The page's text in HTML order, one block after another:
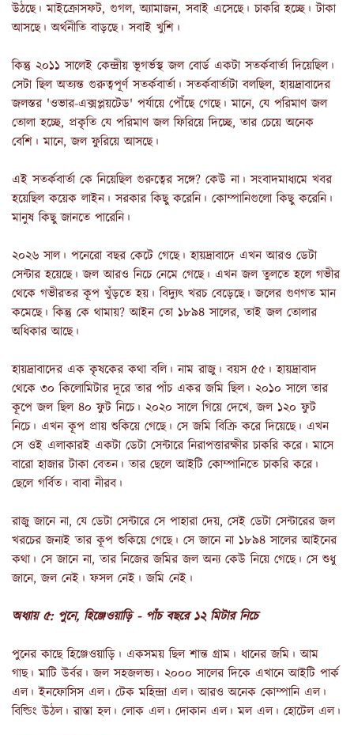
উঠছে। মাইক্রোসফট, গুগল, অ্যামাজন, সবাই এসেছে। চাকরি হচ্ছে। টাকা
আসছে। অর্থনীতি বাড়ছে। সবাই খুশি।
কিন্তু ২০১১ সালেই কেন্দ্রীয় ভূগর্ভস্থ জল বোর্ড একটা সতর্কবার্তা দিয়েছিল।
সেটা ছিল অত্যন্ত গুরুত্বপূর্ণ সতর্কবার্তা। সতর্কবার্তাটা বলছিল, হায়দ্রাবাদের
জলস্তর 'ওভার-এক্সপ্লয়টেড' পর্যায়ে পৌঁছে গেছে। মানে, যে পরিমাণ জল
তোলা হচ্ছে, প্রকৃতি যে পরিমাণ জল ফিরিয়ে দিচ্ছে, তার চেয়ে অনেক
বেশি। মানে, জল ফুরিয়ে আসছে।
এই সতর্কবার্তা কে নিয়েছিল গুরুত্বের সঙ্গে? কেউ না। সংবাদমাধ্যমে খবর
হয়েছিল কয়েক লাইন। সরকার কিছু করেনি। কোম্পানিগুলো কিছু করেনি।
মানুষ কিছু জানতে পারেনি।
২০২৬ সাল। পনেরো বছর কেটে গেছে। হায়দ্রাবাদে এখন আরও ডেটা
সেন্টার হয়েছে। জল আরও নিচে নেমে গেছে। এখন জল তুলতে হলে গভীর
থেকে গভীরতর কূপ খুঁড়তে হয়। বিদ্যুৎ খরচ বেড়েছে। জলের গুণগত মান
কমেছে। কিন্তু কে থামায়? আইন তো ১৮৯৪ সালের, তাই জল তোলার
অধিকার আছে।
হায়দ্রাবাদের এক কৃষকের কথা বলি। নাম রাজু। বয়স ৫৫। হায়দ্রাবাদ
থেকে ৩০ কিলোমিটার দূরে তার পাঁচ একর জমি ছিল। ২০১০ সালে তার
কূপে জল ছিল ৪০ ফুট নিচে। ২০২০ সালে গিয়ে দেখে, জল ১২০ ফুট
নিচে। এখন কূপ প্রায় শুকিয়ে গেছে। সে জমি বিক্রি করে দিয়েছে। এখন
সে ওই এলাকারই একটা ডেটা সেন্টারে নিরাপত্তারক্ষীর চাকরি করে। মাসে
বারো হাজার টাকা বেতন। তার ছেলে আইটি কোম্পানিতে চাকরি করে।
ছেলে গর্বিত। বাবা নীরব।
রাজু জানে না, যে ডেটা সেন্টারে সে পাহারা দেয়, সেই ডেটা সেন্টারের জল
খরচের জন্যই তার কূপ শুকিয়ে গেছে। সে জানে না ১৮৯৪ সালের আইনের
কথা। সে জানে না, তার নিজের জমির জল অন্য কেউ নিয়ে গেছে। সে শুধু
জানে, জল নেই। ফসল নেই। জমি নেই।
অধ্যায় ৫: পুনে, হিঞ্জেওয়াড়ি - পাঁচ বছরে ১২ মিটার নিচে
পুনের কাছে হিঞ্জেওয়াড়ি। একসময় ছিল শান্ত গ্রাম। ধানের জমি। আম
গাছ। মাটি উর্বর। জল সহজলভ্য। ২০০০ সালের দিকে এখানে আইটি পার্ক
এল। ইনফোসিস এল। টেক মহিন্দ্রা এল। আরও অনেক কোম্পানি এল।
বিল্ডিং উঠল। রাস্তা হল। লোক এল। দোকান এল। মল এল। হোটেল এল।